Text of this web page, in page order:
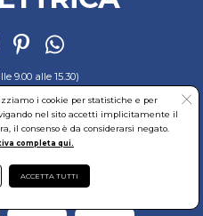
9.00 alle 15.30)
Spedizioni Cookies
Garanzia
Richiedi reso
de Gasperi, 74 - 04011 Aprilia (LT)
delle Imprese di Latina REA:LT-171116
i cookie per statistiche e per
nel sito accetti implicitamente il
il consenso è da considerarsi negato.
completa qui.
ACCETTA TUTTI